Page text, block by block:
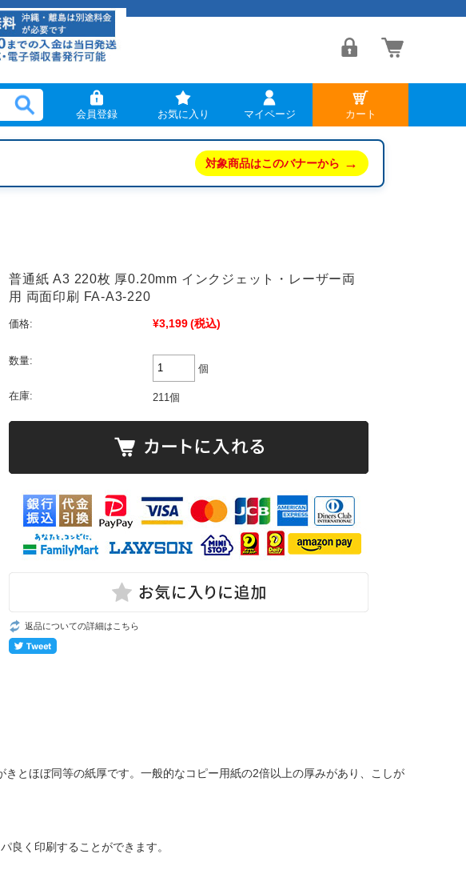
会員登録 お気に入り マイページ カート
対象商品はこのバナーから →
普通紙 A3 220枚 厚0.20mm インクジェット・レーザー両
用 両面印刷 FA-A3-220
価格: ¥3,199(税込)
数量:
個
在庫: 211個
返品についての詳細はこちら
とほぼ同等の紙厚です。一般的なコピー用紙の2倍以上の厚みがあり、こしが
良く印刷することができます。